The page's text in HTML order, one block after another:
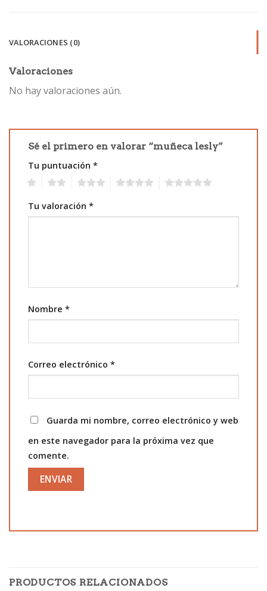
VALORACIONES (0)
Valoraciones
No hay valoraciones aún.
Sé el primero en valorar “muñeca lesly”
Tu puntuación *
Tu valoración *
Nombre *
Correo electrónico *
Guarda mi nombre, correo electrónico y web
en este navegador para la próxima vez que
comente.
PRODUCTOS RELACIONADOS